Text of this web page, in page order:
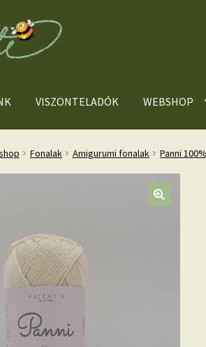
VISZONTELADÓK WEBSHOP
Fonalak Amigurumi fonalak Panni